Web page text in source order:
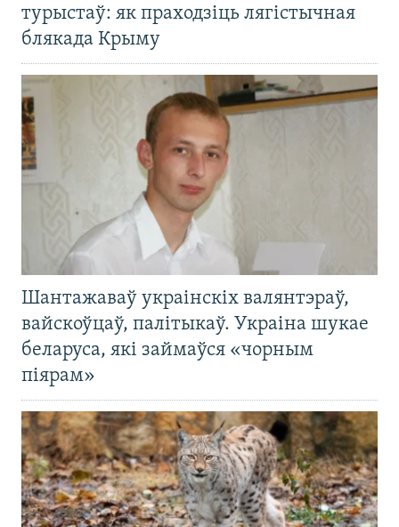
турыстаў: як праходзіць лягістычная
блякада Крыму
Шантажаваў украінскіх валянтэраў,
вайскоўцаў, палітыкаў. Украіна шукае
беларуса, які займаўся «чорным
піярам»